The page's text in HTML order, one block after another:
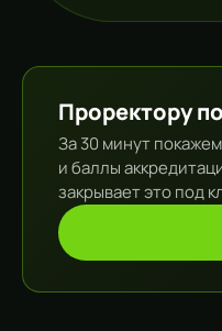
Проректору
За 30 минут
и баллы
закрывает это под